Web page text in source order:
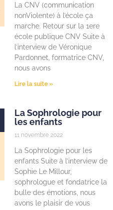
La CNV (communication
nonViolente) à l’école ça
marche. Retour sur la 1ere
école publique CNV Suite à
l’interview de Véronique
Pardonnet, formatrice CNV,
nous avons
Lire la suite »
La Sophrologie pour
les enfants
11 novembre 2022
La Sophrologie pour les
enfants Suite à l’interview de
Sophie Le Millour,
sophrologue et fondatrice la
bulle des émotions, nous
avons le plaisir de vous